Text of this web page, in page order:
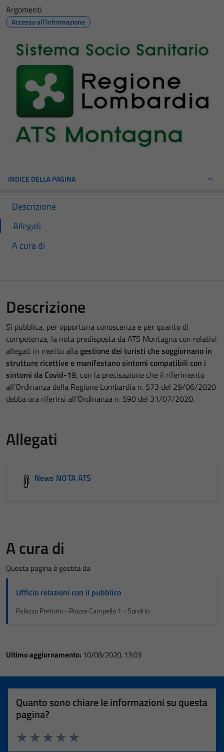
Argomenti
Accesso all'informazione
INDICE DELLA PAGINA
Descrizione
Allegati
A cura di
Descrizione
Si pubblica, per opportuna conoscenza e per quanto di
competenza, la nota predisposta da ATS Montagna con relativi
allegati in merito alla gestione dei turisti che soggiornano in
strutture ricettive e manifestano sintomi compatibili con i
sintomi da Covid-19, con la precisazione che il riferimento
all’Ordinanza della Regione Lombardia n. 573 del 29/06/2020
debba ora riferirsi all’Ordinanza n. 590 del 31/07/2020.
Allegati
News NOTA ATS
A cura di
Questa pagina è gestita da
Ufficio relazioni con il pubblico
Palazzo Pretorio - Piazza Campello 1 - Sondrio
Ultimo aggiornamento: 10/08/2020, 13:03
Quanto sono chiare le informazioni su questa
pagina?
Valuta 5 stelle su 5
Valuta 4 stelle su 5
Valuta 3 stelle su 5
Valuta 2 stelle su 5
Valuta 1 stelle su 5